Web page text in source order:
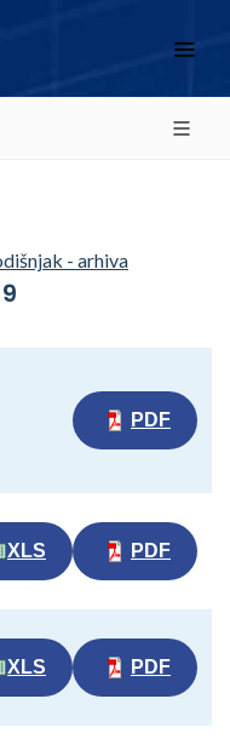
- arhiva
PDF
XLS PDF
XLS PDF